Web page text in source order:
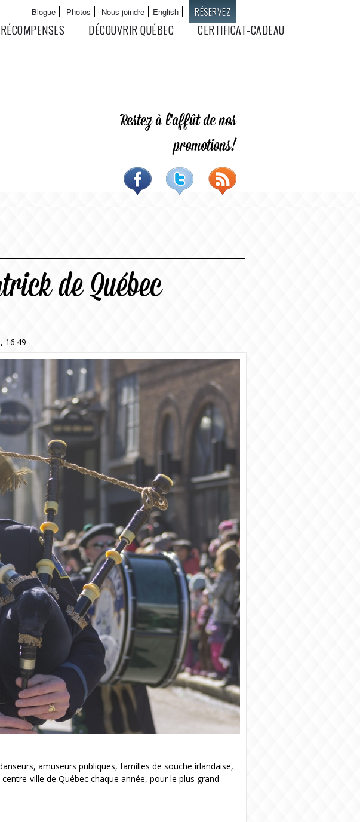
Langues
English
Blogue Photos Nous joindre
RÉCOMPENSES DÉCOUVRIR QUÉBEC CERTIFICAT-CADEAU
RÉSERVEZ
Restez à l'affût de nos
promotions!
de Québec
16:49
amuseurs publiques, familles de souche irlandaise,
ville de Québec chaque année, pour le plus grand